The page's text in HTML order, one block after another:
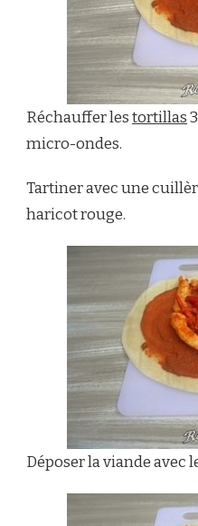
Réchauffer lestortillas
micro-ondes.
Tartiner avec une
haricot rouge.
Déposer la viande avec